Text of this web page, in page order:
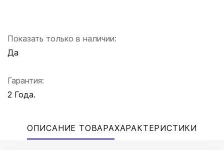
Показать только в наличии:
Да
Гарантия:
2 Года.
ОПИСАНИЕ ТОВАРАХАРАКТЕРИСТИКИ